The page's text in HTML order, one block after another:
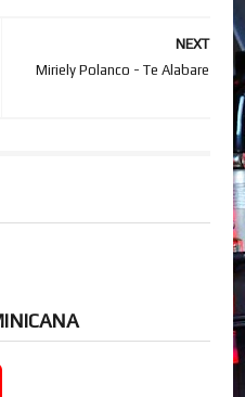
NEXT
Miriely Polanco - Te Alabare